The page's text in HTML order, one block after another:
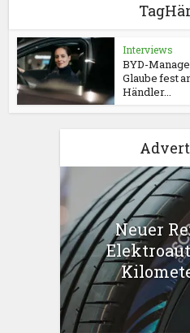
Interviews
BYD-
Glaube fest
Händler...
Neuer